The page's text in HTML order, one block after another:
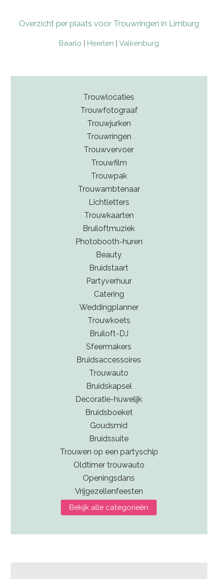
Overzicht per plaats voor Trouwringen in Limburg
Baarlo | Heerlen | Valkenburg
Trouwlocaties
Trouwfotograaf
Trouwjurken
Trouwringen
Trouwvervoer
Trouwfilm
Trouwpak
Trouwambtenaar
Lichtletters
Trouwkaarten
Bruiloftmuziek
Photobooth-huren
Beauty
Bruidstaart
Partyverhuur
Catering
Weddingplanner
Trouwkoets
Bruiloft-DJ
Sfeermakers
Bruidsaccessoires
Trouwauto
Bruidskapsel
Decoratie-huwelijk
Bruidsboeket
Goudsmid
Bruidssuite
Trouwen op een partyschip
Oldtimer trouwauto
Openingsdans
Vrijgezellenfeesten
Bekijk alle categorieën